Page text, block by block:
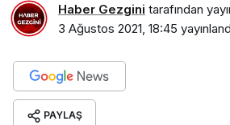
Haber Gezgini tarafından
3 Ağustos 2021, 18:45
PAYLAŞ